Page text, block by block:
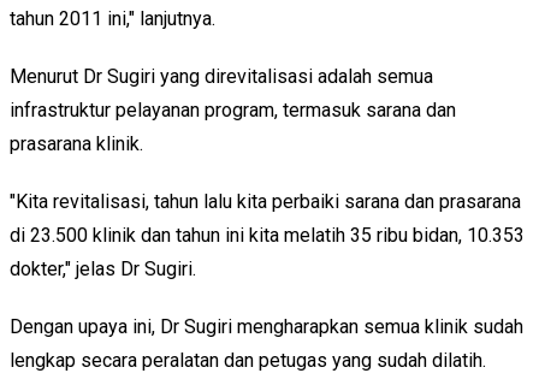
tahun 2011 ini," lanjutnya.
Menurut Dr Sugiri yang direvitalisasi adalah semua
infrastruktur pelayanan program, termasuk sarana dan
prasarana klinik.
"Kita revitalisasi, tahun lalu kita perbaiki sarana dan prasarana
di 23.500 klinik dan tahun ini kita melatih 35 ribu bidan, 10.353
dokter," jelas Dr Sugiri.
Dengan upaya ini, Dr Sugiri mengharapkan semua klinik sudah
lengkap secara peralatan dan petugas yang sudah dilatih.